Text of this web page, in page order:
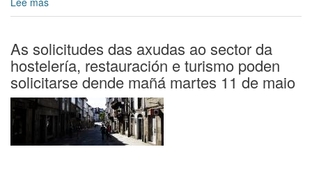
Arranca
21,
a
festa
do
comercio
local
As solicitudes das axudas ao sector da
hostelería, restauración e turismo poden
solicitarse dende mañá martes 11 de maio